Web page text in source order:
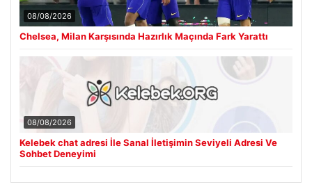
08/08/2026
Chelsea, Milan Karşısında Hazırlık Maçında Fark Yarattı
08/08/2026
Kelebek chat adresi İle Sanal İletişimin Seviyeli Adresi Ve
Sohbet Deneyimi